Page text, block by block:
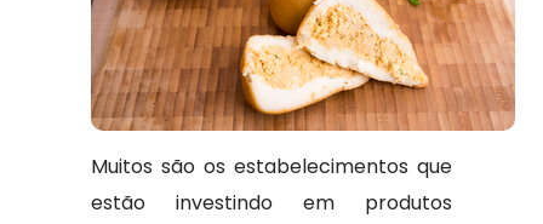
Muitos são os estabelecimentos que
estão investindo em produtos